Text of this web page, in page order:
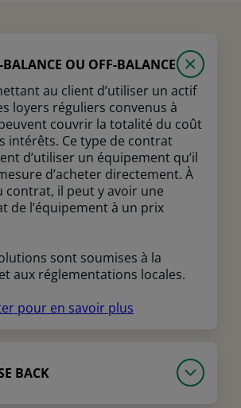
OU OFF-BALANCE
au client d’utiliser un actif
loyers réguliers convenus à
peuvent couvrir la totalité du coût
intérêts. Ce type de contrat
d’utiliser un équipement qu’il
d’acheter directement. À
contrat, il peut y avoir une
de l’équipement à un prix
sont soumises à la
aux réglementations locales.
pour en savoir plus
BACK